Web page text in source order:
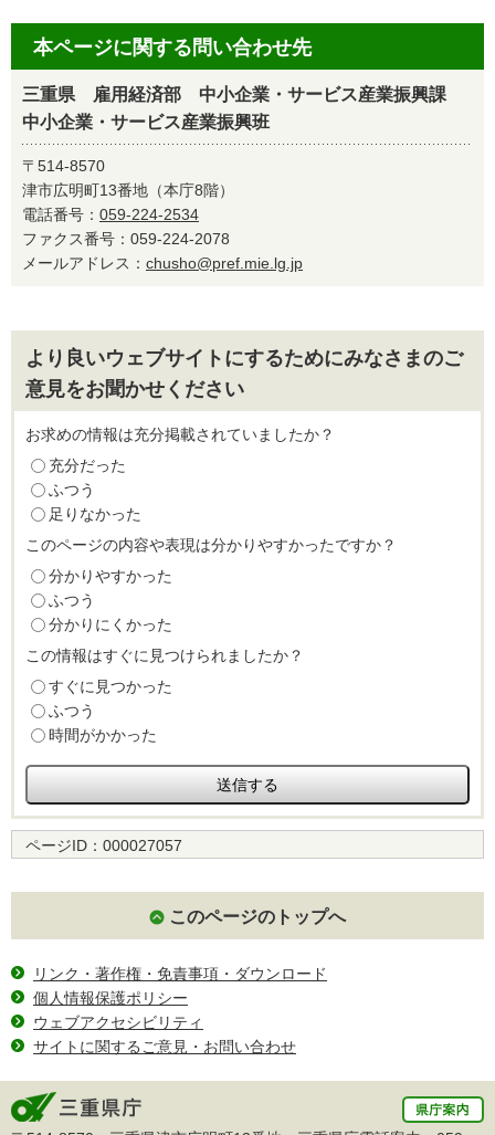
本ページに関する問い合わせ先
三重県 雇用経済部 中小企業・サービス産業振興課
中小企業・サービス産業振興班
〒514-8570
津市広明町13番地（本庁8階）
電話番号： 059-224-2534
ファクス番号：059-224-2078
メールアドレス： chusho@pref.mie.lg.jp
より良いウェブサイトにするためにみなさまのご
意見をお聞かせください
お求めの情報は充分掲載されていましたか？
充分だった
ふつう
足りなかった
このページの内容や表現は分かりやすかったですか？
分かりやすかった
ふつう
分かりにくかった
この情報はすぐに見つけられましたか？
すぐに見つかった
ふつう
時間がかかった
ページID： 000027057
このページのトップへ
リンク・著作権・免責事項・ダウンロード
個人情報保護ポリシー
ウェブアクセシビリティ
サイトに関するご意見・お問い合わせ